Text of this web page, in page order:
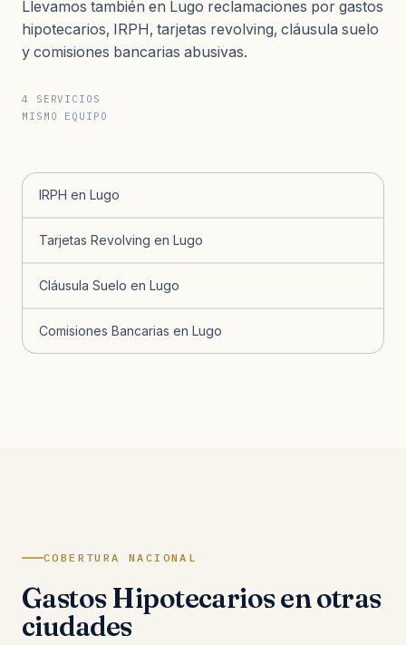
Llevamos también en Lugo reclamaciones por gastos
hipotecarios, IRPH, tarjetas revolving, cláusula suelo
y comisiones bancarias abusivas.
4 SERVICIOS
MISMO EQUIPO
IRPH en Lugo
Tarjetas Revolving en Lugo
Cláusula Suelo en Lugo
Comisiones Bancarias en Lugo
COBERTURA NACIONAL
Gastos Hipotecarios en otras
ciudades